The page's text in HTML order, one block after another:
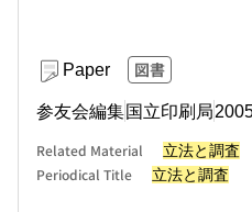
Paper 図書
参友会編集国立印刷局
Related Material 立法と調査
Periodical Title 立法と調査